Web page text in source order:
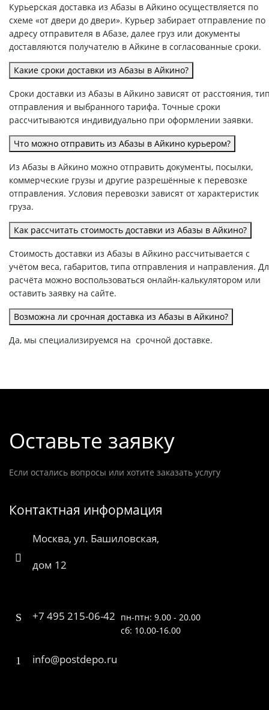
Курьерская доставка из Абазы в Айкино осуществляется по
схеме «от двери до двери». Курьер забирает отправление по
адресу отправителя в Абазе, далее груз или документы
доставляются получателю в Айкине в согласованные сроки.
Какие сроки доставки из Абазы в Айкино?
Сроки доставки из Абазы в Айкино зависят от расстояния,
отправления и выбранного тарифа. Точные сроки
рассчитываются индивидуально при оформлении заявки.
Что можно отправить из Абазы в Айкино курьером?
Из Абазы в Айкино можно отправить документы, посылки,
коммерческие грузы и другие разрешённые к перевозке
отправления. Условия перевозки зависят от характеристик
груза.
Как рассчитать стоимость доставки из Абазы в Айкино?
Стоимость доставки из Абазы в Айкино рассчитывается с
учётом веса, габаритов, типа отправления и направления.
расчёта можно воспользоваться онлайн-калькулятором или
оставить заявку на сайте.
Возможна ли срочная доставка из Абазы в Айкино?
Да, мы специализируемся на срочной доставке.
Оставьте заявку
Если остались вопросы или хотите заказать услугу
Контактная информация
Москва, ул. Башиловская,
дом 12
+7 495 215-06-42 пн-птн: 9.00 - 20.00
сб: 10.00-16.00
info@postdepo.ru